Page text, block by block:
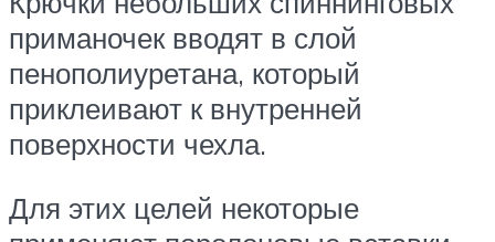
приманочек вводят в слой
пенополиуретана, который
приклеивают к внутренней
поверхности чехла.
Для этих целей некоторые